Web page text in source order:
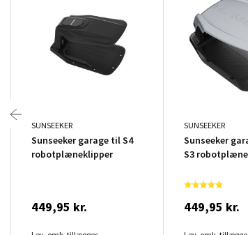
SUNSEEKER
Sunseeker garage til S4
robotplæneklipper
449,95 kr.
SUNSEEKER
Sunseeker
S3
449,95 kr.